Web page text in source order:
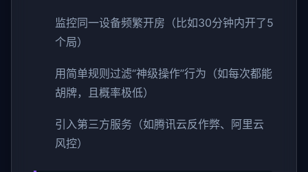
监控同一设备频繁开房（比如30分钟内开了5
个局）
用简单规则过滤“神级操作”行为（如每次都能
胡牌，且概率极低）
引入第三方服务（如腾讯云反作弊、阿里云
风控）